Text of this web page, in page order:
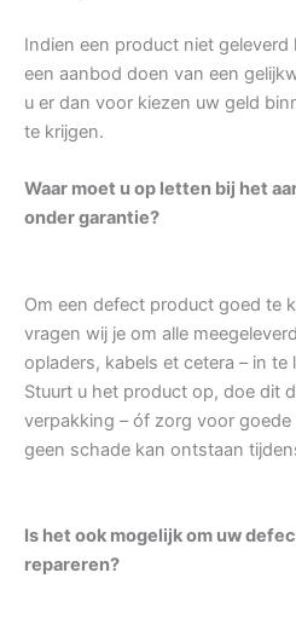
Indien een product niet
een aanbod doen van een
u er dan voor kiezen uw geld
te krijgen.
Waar moet u op letten bij het
onder garantie?
Om een defect product goed te
vragen wij je om alle
opladers, kabels et cetera – in te
Stuurt u het product op, doe dit
verpakking – óf zorg voor
geen schade kan ontstaan
Is het ook mogelijk om uw
repareren?